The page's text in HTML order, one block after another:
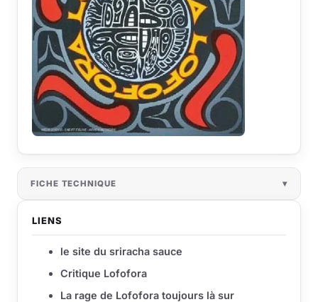
FICHE TECHNIQUE
LIENS
le site du sriracha sauce
Critique Lofofora
La rage de Lofofora toujours là sur